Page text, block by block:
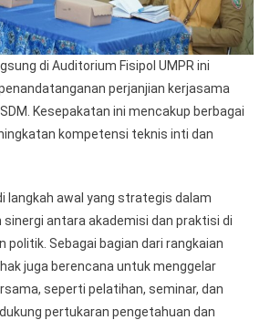
di Auditorium Fisipol UMPR ini
perjanjian kerjasama
Kesepakatan ini mencakup berbagai
kompetensi teknis inti dan
langkah awal yang strategis dalam
antara akademisi dan praktisi di
politik. Sebagai bagian dari rangkaian
juga berencana untuk menggelar
seperti pelatihan, seminar, dan
pertukaran pengetahuan dan